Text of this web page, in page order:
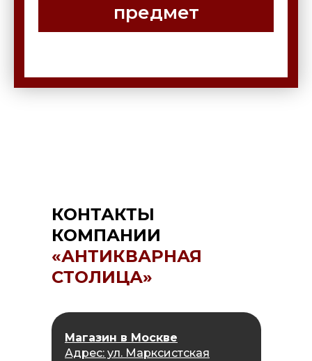
предмет
КОНТАКТЫ
КОМПАНИИ
«АНТИКВАРНАЯ
СТОЛИЦА»
Магазин в Москве
Адрес: ул. Марксистская